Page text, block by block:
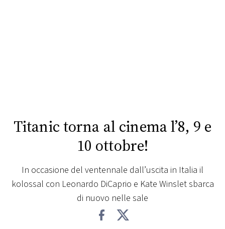
PRINCIPATO
DI
MONACO
Titanic torna al cinema l’8, 9 e
10 ottobre!
In occasione del ventennale dall’uscita in Italia il
kolossal con Leonardo DiCaprio e Kate Winslet sbarca
di nuovo nelle sale